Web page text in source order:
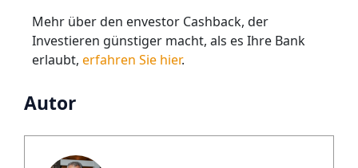
Mehr über den envestor Cashback, der
Investieren günstiger macht, als es Ihre Bank
erlaubt, erfahren Sie hier.
Autor